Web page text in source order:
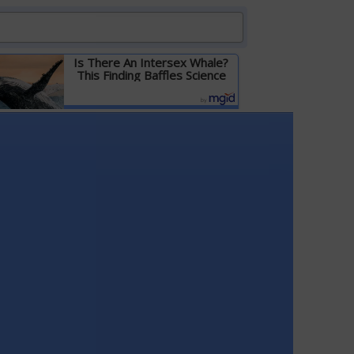
Is There An Intersex Whale?
This Finding Baffles Science
Детальніше